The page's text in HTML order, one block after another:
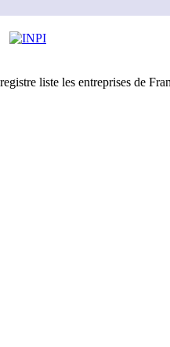
liste les entreprises de